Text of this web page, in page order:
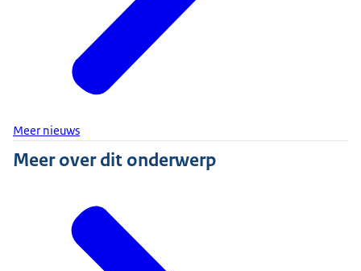
Meer nieuws
Meer over dit onderwerp